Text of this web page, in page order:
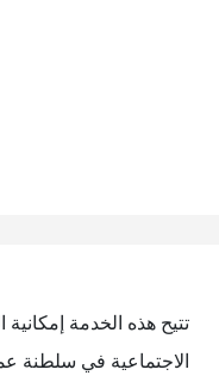
تتيح هذه الخدمة
الاجتماعية في سلطنة